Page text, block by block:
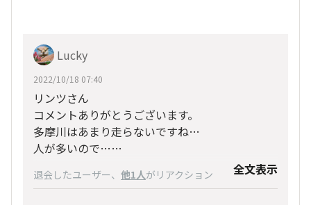
Lucky
2022/10/18 07:40
リンツさん
コメントありがとうございます。
多摩川はあまり走らないですね…
人が多いので…
普段は羽田空港国際線経由で環八が多いですね。
退会したユーザー、 他1人がリアクション 全文表示